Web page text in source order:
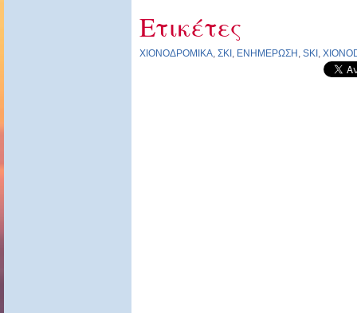
Ετικέτες
ΧΙΟΝΟΔΡΟΜΙΚΑ, ΣΚΙ , ΕΝΗΜΕΡΩΣΗ , SKI ,